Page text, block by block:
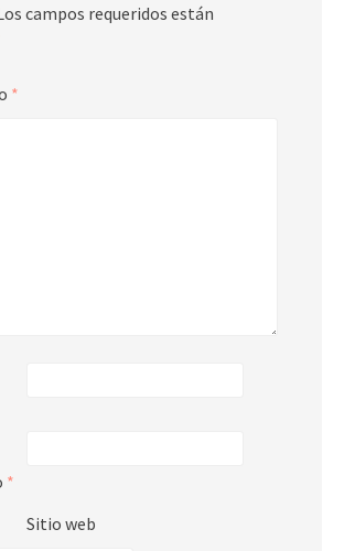
campos requeridos están
*
*
Sitio web